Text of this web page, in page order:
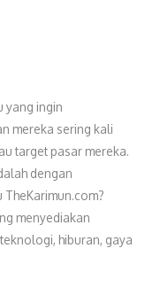
yang ingin
mereka sering kali
target pasar mereka.
dengan
TheKarimun.com?
menyediakan
hiburan, gaya